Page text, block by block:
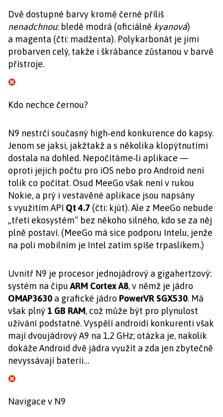
Dvě dostupné barvy kromě černé příliš
nenadchnou: bledě modrá (oficiálně kyanová)
a magenta (čti: madženta). Polykarbonát je jimi
probarven celý, takže i škrábance zůstanou v barvě
přístroje.
Kdo nechce černou?
N9 nestrčí současný high‑end konkurence do kapsy.
Jenom se jaksi, jakžtakž a s několika klopýtnutími
dostala na dohled. Nepočítáme‑li aplikace —
oproti jejich počtu pro iOS nebo pro Android není
tolik co počítat. Osud MeeGo však není v rukou
Nokie, a prý i vestavěné aplikace jsou napsány
s využitím API Qt 4.7 (čti: kjút). Ale z MeeGo nebude
„třetí ekosystém“ bez někoho silného, kdo se za něj
plně postaví. (MeeGo má sice podporu Intelu, jenže
na poli mobilním je Intel zatím spíše trpaslíkem.)
Uvnitř N9 je procesor jednojádrový a gigahertzový:
systém na čipuARM Cortex A8, v němž je jádro
OMAP3630 a grafické jádro PowerVR SGX530. Má
však plný 1 GB RAM, což může být pro plynulost
užívání podstatné. Vyspělí androidí konkurenti však
mají dvoujádrový A9 na 1,2 GHz; otázka je, nakolik
dokáže Android dvě jádra využít a zda jen zbytečně
nevyssávají baterii…
Navigace v N9